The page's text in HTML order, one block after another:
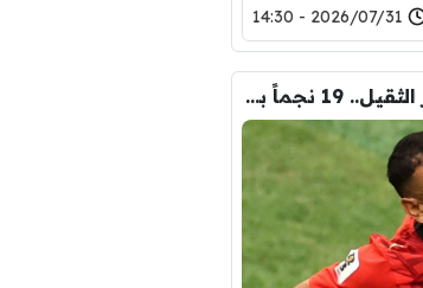
2026/07/31 - 14:30
صفقات مجانية من العيار الثقيل.. 19 نجماً بارزاً بلا أندية قبل غلق الميركاتو!